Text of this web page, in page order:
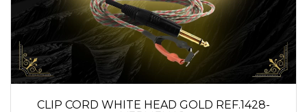
CLIP CORD WHITE HEAD GOLD REF.1428-